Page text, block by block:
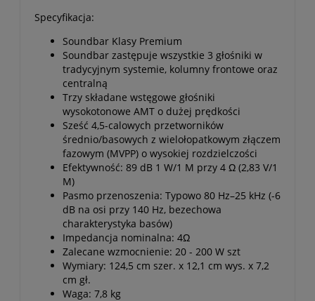
Specyfikacja:
Soundbar Klasy Premium
Soundbar zastępuje wszystkie 3 głośniki w
tradycyjnym systemie, kolumny frontowe oraz
centralną
Trzy składane wstęgowe głośniki
wysokotonowe AMT o dużej prędkości
Sześć 4,5-calowych przetworników
średnio/basowych z wielołopatkowym złączem
fazowym (MVPP) o wysokiej rozdzielczości
Efektywność: 89 dB 1 W/1 M przy 4 Ω (2,83 V/1
M)
Pasmo przenoszenia: Typowo 80 Hz–25 kHz (-6
dB na osi przy 140 Hz, bezechowa
charakterystyka basów)
Impedancja nominalna: 4Ω
Zalecane wzmocnienie: 20 - 200 W szt
Wymiary: 124,5 cm szer. x 12,1 cm wys. x 7,2
cm gł.
Waga: 7,8 kg